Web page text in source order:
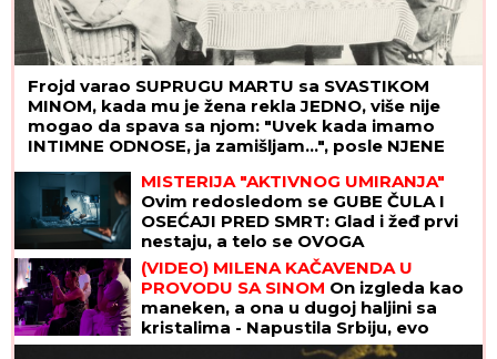
Frojd varao SUPRUGU MARTU sa SVASTIKOM
MINOM, kada mu je žena rekla JEDNO, više nije
mogao da spava sa njom: "Uvek kada imamo
INTIMNE ODNOSE, ja zamišljam...", posle NJENE
MISTERIJA "AKTIVNOG UMIRANJA"
Ovim redosledom se GUBE ČULA I
OSEĆAJI PRED SMRT: Glad i žeđ prvi
nestaju, a telo se OVOGA
POSLEDNJE ODRIČE, tvrde
NEURONAUČNICI
(VIDEO) MILENA KAČAVENDA U
PROVODU SA SINOM On izgleda kao
maneken, a ona u dugoj haljini sa
kristalima - Napustila Srbiju, evo
kako provodi vreme po izlasku iz